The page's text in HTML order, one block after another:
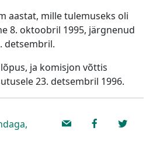
aastat, mille tulemuseks oli
8. oktoobril 1995, järgnenud
detsembril.
ja komisjon võttis
23. detsembril 1996.